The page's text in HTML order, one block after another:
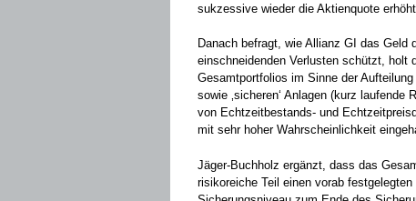
sukzessive wieder die Aktienquote
Danach befragt, wie Allianz GI das Geld
einschneidenden Verlusten schützt, holt
Gesamtportfolios im Sinne der
sowie ‚sicheren‘ Anlagen (kurz
von Echtzeitbestands- und
mit sehr hoher Wahrscheinlichkeit
Jäger-Buchholz ergänzt, dass das
risikoreiche Teil einen vorab